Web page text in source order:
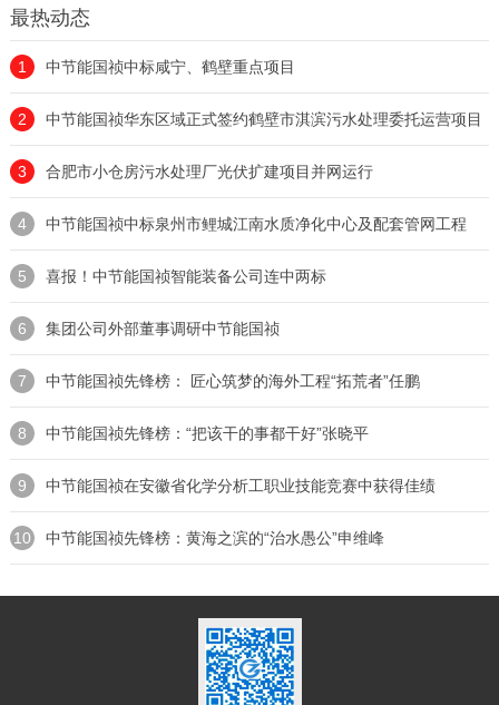
最热动态
1 中节能国祯中标咸宁、鹤壁重点项目
2 中节能国祯华东区域正式签约鹤壁市淇滨污水处理委托运营项目
3 合肥市小仓房污水处理厂光伏扩建项目并网运行
4 中节能国祯中标泉州市鲤城江南水质净化中心及配套管网工程
5 喜报！中节能国祯智能装备公司连中两标
6 集团公司外部董事调研中节能国祯
7 中节能国祯先锋榜： 匠心筑梦的海外工程“拓荒者”任鹏
8 中节能国祯先锋榜：“把该干的事都干好”张晓平
9 中节能国祯在安徽省化学分析工职业技能竞赛中获得佳绩
10 中节能国祯先锋榜：黄海之滨的“治水愚公”申维峰